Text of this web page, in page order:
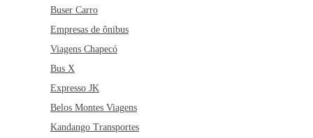
Buser Carro
Empresas de ônibus
Viagens Chapecó
Bus X
Expresso JK
Belos Montes Viagens
Kandango Transportes